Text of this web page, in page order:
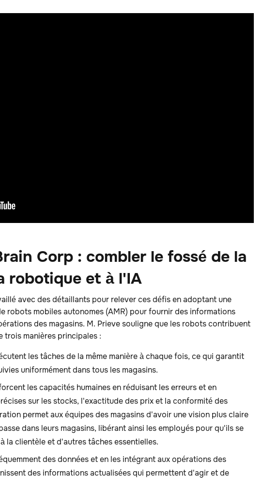
Corp : combler le fossé de la
robotique et à l'IA
avec des détaillants pour relever ces défis en adoptant une
robots mobiles autonomes (AMR) pour fournir des informations
des magasins. M. Prieve souligne que les robots contribuent
trois manières principales :
les tâches de la même manière à chaque fois, ce qui garantit
uniformément dans tous les magasins.
les capacités humaines en réduisant les erreurs et en
sur les stocks, l'exactitude des prix et la conformité des
permet aux équipes des magasins d'avoir une vision plus claire
dans leurs magasins, libérant ainsi les employés pour qu'ils se
la clientèle et d'autres tâches essentielles.
des données et en les intégrant aux opérations des
des informations actualisées qui permettent d'agir et de